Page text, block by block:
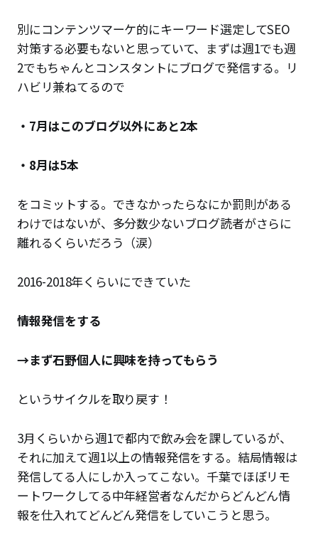
別にコンテンツマーケ的にキーワード選定してSEO
対策する必要もないと思っていて、まずは週1でも週
2でもちゃんとコンスタントにブログで発信する。リ
ハビリ兼ねてるので
・7月はこのブログ以外にあと2本
・8月は5本
をコミットする。できなかったらなにか罰則がある
わけではないが、多分数少ないブログ読者がさらに
離れるくらいだろう（涙）
2016-2018年くらいにできていた
情報発信をする
→まず石野個人に興味を持ってもらう
というサイクルを取り戻す！
3月くらいから週1で都内で飲み会を課しているが、
それに加えて週1以上の情報発信をする。結局情報は
発信してる人にしか入ってこない。千葉でほぼリモ
ートワークしてる中年経営者なんだからどんどん情
報を仕入れてどんどん発信をしていこうと思う。